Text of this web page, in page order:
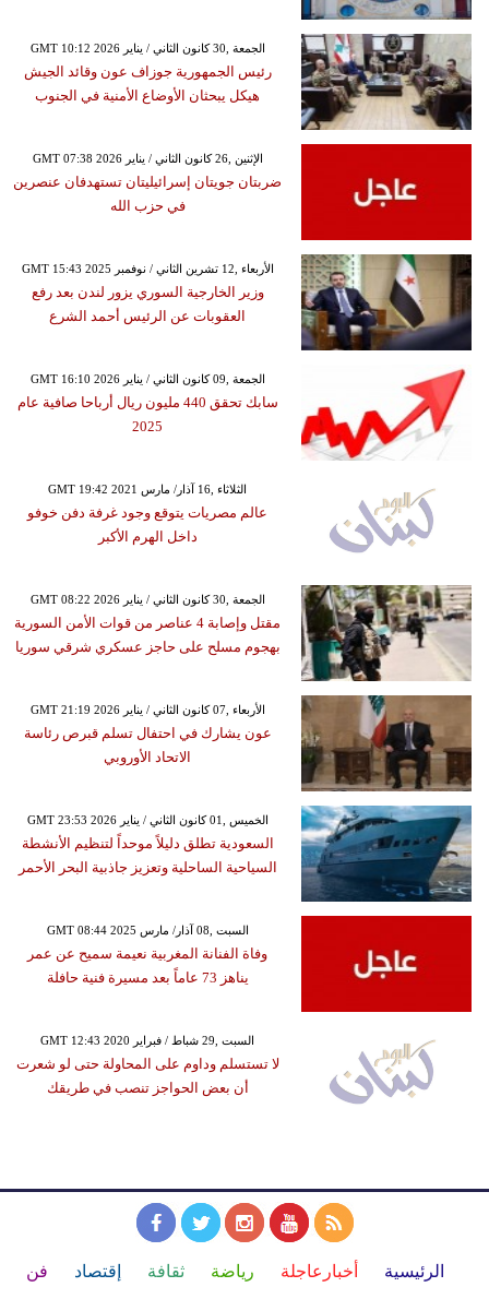
GMT 10:12 2026 الجمعة ,30 كانون الثاني / يناير
رئيس الجمهورية جوزاف عون وقائد الجيش
هيكل يبحثان الأوضاع الأمنية في الجنوب
GMT 07:38 2026 الإثنين ,26 كانون الثاني / يناير
ضربتان جويتان إسرائيليتان تستهدفان عنصرين
في حزب الله
GMT 15:43 2025 الأربعاء ,12 تشرين الثاني / نوفمبر
وزير الخارجية السوري يزور لندن بعد رفع
العقوبات عن الرئيس أحمد الشرع
GMT 16:10 2026 الجمعة ,09 كانون الثاني / يناير
سابك تحقق 440 مليون ريال أرباحا صافية عام
2025
GMT 19:42 2021 الثلاثاء ,16 آذار/ مارس
عالم مصريات يتوقع وجود غرفة دفن خوفو
داخل الهرم الأكبر
GMT 08:22 2026 الجمعة ,30 كانون الثاني / يناير
مقتل وإصابة 4 عناصر من قوات الأمن السورية
بهجوم مسلح على حاجز عسكري شرقي سوريا
GMT 21:19 2026 الأربعاء ,07 كانون الثاني / يناير
عون يشارك في احتفال تسلم قبرص رئاسة
الاتحاد الأوروبي
GMT 23:53 2026 الخميس ,01 كانون الثاني / يناير
السعودية تطلق دليلاً موحداً لتنظيم الأنشطة
السياحية الساحلية وتعزيز جاذبية البحر الأحمر
GMT 08:44 2025 السبت ,08 آذار/ مارس
وفاة الفنانة المغربية نعيمة سميح عن عمر
يناهز 73 عاماً بعد مسيرة فنية حافلة
GMT 12:43 2020 السبت ,29 شباط / فبراير
لا تستسلم وداوم على المحاولة حتى لو شعرت
أن بعض الحواجز تنصب في طريقك
الرئيسية أخبارعاجلة رياضة ثقافة إقتصاد فن